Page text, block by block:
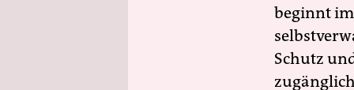
beginnt
Schutz